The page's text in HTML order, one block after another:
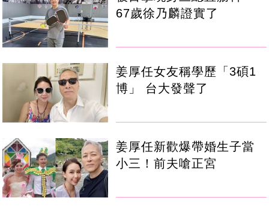
67歲徐乃麟證實了
姜厚任女友稱學歷「3碩1
博」 台大發聲了
姜厚任新歡爆帶婚生子當
小三！前夫嗆正宮